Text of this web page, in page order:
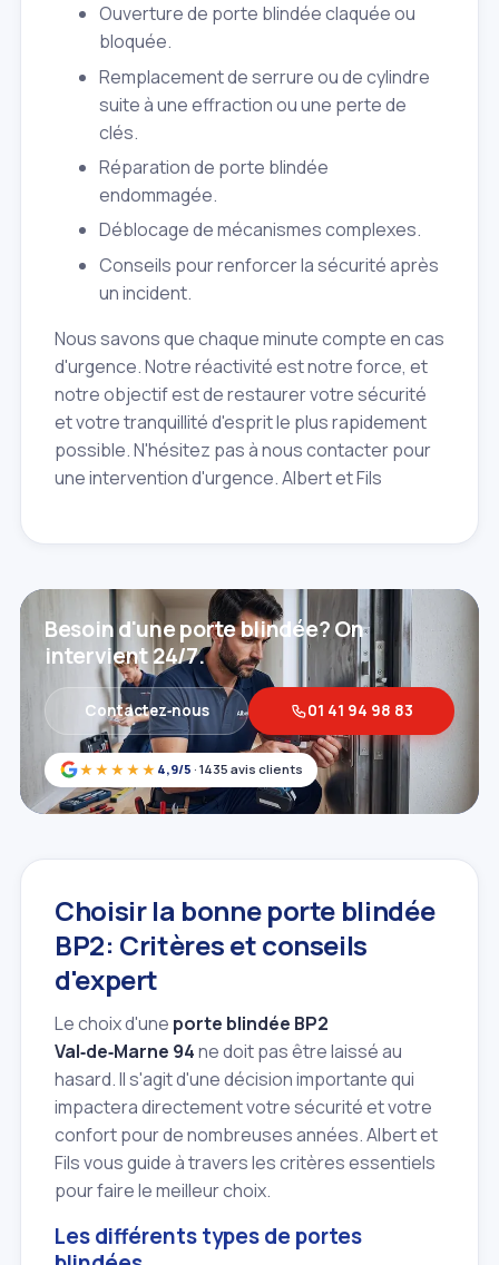
Ouverture de porte blindée claquée ou
bloquée.
Remplacement de serrure ou de cylindre
suite à une effraction ou une perte de
clés.
Réparation de porte blindée
endommagée.
Déblocage de mécanismes complexes.
Conseils pour renforcer la sécurité après
un incident.
Nous savons que chaque minute compte en cas
d'urgence. Notre réactivité est notre force, et
notre objectif est de restaurer votre sécurité
et votre tranquillité d'esprit le plus rapidement
possible. N'hésitez pas à nous contacter pour
une intervention d'urgence. Albert et Fils
★★★★★ 4,9/5 · 1435 avis clients
Besoin d'une porte blindée? On
intervient 24/7.
Contactez‑nous 01 41 94 98 83
Choisir la bonne porte blindée
BP2: Critères et conseils
d'expert
Le choix d'une porte blindée BP2
Val‑de‑Marne 94ne doit pas être laissé au
hasard. Il s'agit d'une décision importante qui
impactera directement votre sécurité et votre
confort pour de nombreuses années. Albert et
Fils vous guide à travers les critères essentiels
pour faire le meilleur choix.
Les différents types de portes